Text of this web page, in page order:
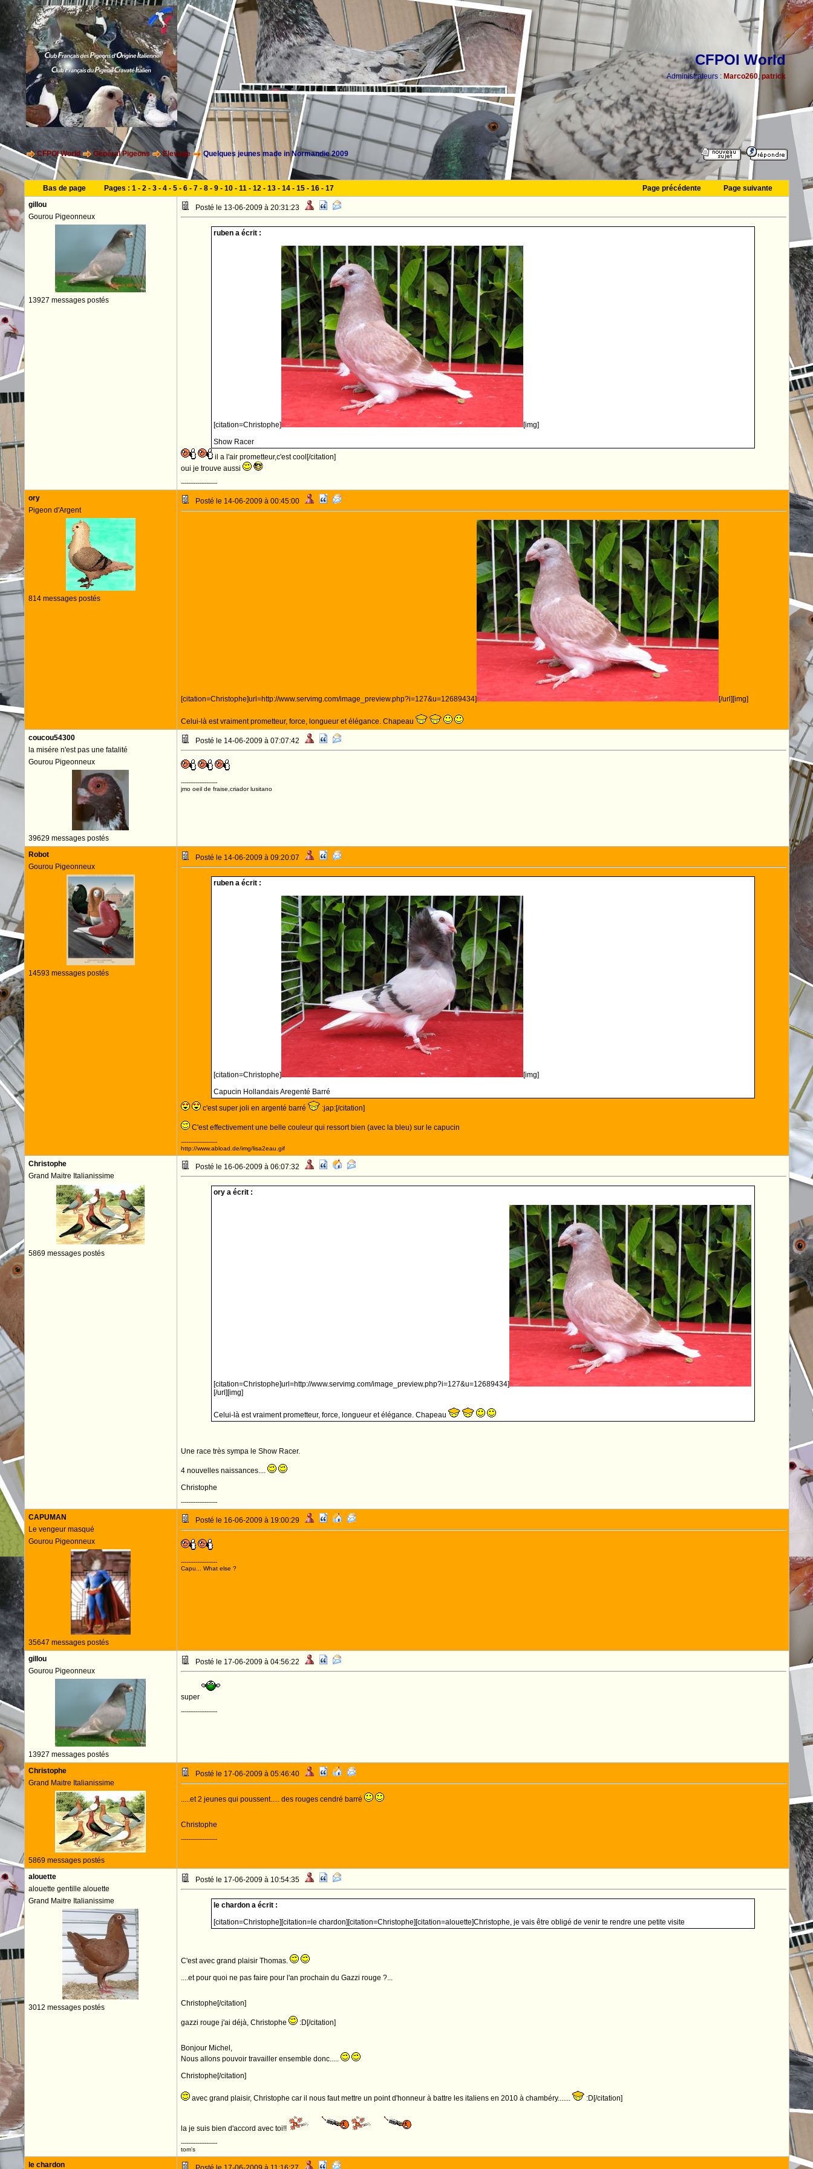
CFPOI World
Administrateurs : Marco260, patrick
CFPOI World Général Pigeons Elevage Quelques jeunes made in Normandie 2009
Bas de page Pages : 1- 2- 3- 4- 5- 6- 7- 8- 9- 10- 11- 12- 13- 14- 15- 16- 17 Page précédente
Page suivante
gillou
Gourou Pigeonneux
13927 messages postés
Posté le 13-06-2009 à 20:31:23
ruben a écrit :
[citation=Christophe]
[img]
Show Racer
il a l'air prometteur,c'est cool[/citation]
oui je trouve aussi
--------------------
ory
Pigeon d'Argent
814 messages postés
Posté le 14-06-2009 à 00:45:00
[citation=Christophe]url=http://www.servimg.com/image_preview.php?i=127&u=12689434] [/url][img]
Celui-là est vraiment prometteur, force, longueur et élégance. Chapeau
coucou54300
la misére n'est pas une fatalité
Gourou Pigeonneux
39629 messages postés
Posté le 14-06-2009 à 07:07:42
--------------------
jmo oeil de fraise,criador lusitano
Robot
Gourou Pigeonneux
14593 messages postés
Posté le 14-06-2009 à 09:20:07
ruben a écrit :
[citation=Christophe]
[img]
Capucin Hollandais Aregenté Barré
c'est super joli en argenté barré
:jap:[/citation]
C'est effectivement une belle couleur qui ressort bien (avec la bleu) sur le capucin
--------------------
http://www.abload.de/img/lisa2eau.gif
Christophe
Grand Maitre Italianissime
5869 messages postés
Posté le 16-06-2009 à 06:07:32
ory a écrit :
[citation=Christophe]url=http://www.servimg.com/image_preview.php?i=127&u=12689434]
[/url][img]
Celui-là est vraiment prometteur, force, longueur et élégance. Chapeau
Une race très sympa le Show Racer.
4 nouvelles naissances....
Christophe
--------------------
CAPUMAN
Le vengeur masqué
Gourou Pigeonneux
35647 messages postés
Posté le 16-06-2009 à 19:00:29
--------------------
Capu... What else ?
gillou
Gourou Pigeonneux
13927 messages postés
Posté le 17-06-2009 à 04:56:22
super
--------------------
Christophe
Grand Maitre Italianissime
5869 messages postés
Posté le 17-06-2009 à 05:46:40
.....et 2 jeunes qui poussent..... des rouges cendré barré
Christophe
--------------------
alouette
alouette gentille alouette
Grand Maitre Italianissime
3012 messages postés
Posté le 17-06-2009 à 10:54:35
le chardon a écrit :
[citation=Christophe][citation=le chardon][citation=Christophe][citation=alouette]Christophe, je vais être obligé de venir te rendre une petite visite
C'est avec grand plaisir Thomas.
....et pour quoi ne pas faire pour l'an prochain du Gazzi rouge ?...
Christophe[/citation]
gazzi rouge j'ai déjà, Christophe :D[/citation]
Bonjour Michel,
Nous allons pouvoir travailler ensemble donc.....
Christophe[/citation]
avec grand plaisir, Christophe car il nous faut mettre un point d'honneur à battre les italiens en 2010 à chambéry....... :D[/citation]
la je suis bien d'accord avec toi!!
--------------------
tom's
le chardon